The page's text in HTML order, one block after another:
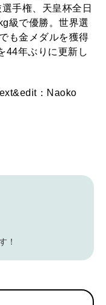
手権、天皇杯全日
級で優勝。世界選
も金メダルを獲得
44年ぶりに更新し
：Naoko
！